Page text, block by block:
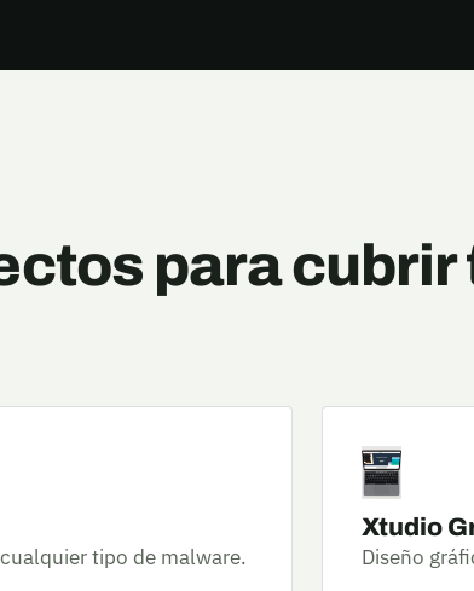
para cubrir
tipo de malware.
Xtudio
Diseño